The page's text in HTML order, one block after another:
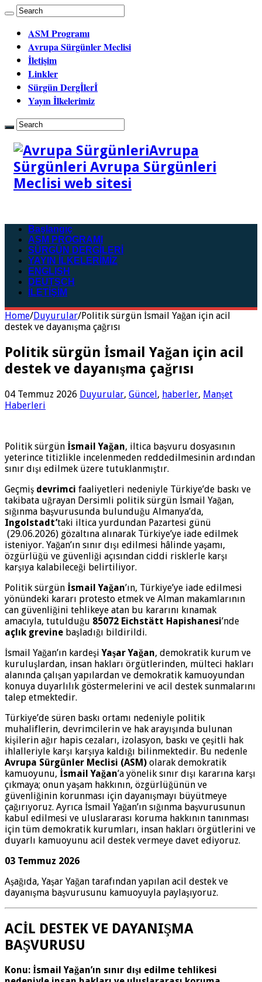
ASM Programı
Avrupa Sürgünler Meclisi
İletişim
Linkler
Sürgün Dergİlerİ
Yayın İlkelerimiz
Avrupa
Sürgünleri Avrupa Sürgünleri
Meclisi web sitesi
Başlangıç
ASM PROGRAMI
SÜRGÜN DERGİLERİ
YAYIN İLKELERİMİZ
ENGLISH
DEUTSCH
İLETİŞİM
Home/Duyurular/Politik sürgün İsmail Yağan için acil
destek ve dayanışma çağrısı
Politik sürgün İsmail Yağan için acil
destek ve dayanışma çağrısı
04 Temmuz 2026 Duyurular, Güncel, haberler, Manşet
Haberleri
Politik sürgün İsmail Yağan, iltica başvuru dosyasının
yeterince titizlikle incelenmeden reddedilmesinin ardından
sınır dışı edilmek üzere tutuklanmıştır.
Geçmiş devrimci faaliyetleri nedeniyle Türkiye’de baskı ve
takibata uğrayan Dersimli politik sürgün İsmail Yağan,
sığınma başvurusunda bulunduğu Almanya’da,
Ingolstadt’taki iltica yurdundan Pazartesi günü
(29.06.2026) gözaltına alınarak Türkiye’ye iade edilmek
isteniyor. Yağan’ın sınır dışı edilmesi hâlinde yaşamı,
özgürlüğü ve güvenliği açısından ciddi risklerle karşı
karşıya kalabileceği belirtiliyor.
Politik sürgün İsmail Yağan’ın, Türkiye’ye iade edilmesi
yönündeki kararı protesto etmek ve Alman makamlarının
can güvenliğini tehlikeye atan bu kararını kınamak
amacıyla, tutulduğu 85072 Eichstätt Hapishanesi’nde
açlık grevine başladığı bildirildi.
İsmail Yağan’ın kardeşiYaşar Yağan, demokratik kurum ve
kuruluşlardan, insan hakları örgütlerinden, mülteci hakları
alanında çalışan yapılardan ve demokratik kamuoyundan
konuya duyarlılık göstermelerini ve acil destek sunmalarını
talep etmektedir.
Türkiye’de süren baskı ortamı nedeniyle politik
muhaliflerin, devrimcilerin ve hak arayışında bulunan
kişilerin ağır hapis cezaları, izolasyon, baskı ve çeşitli hak
ihlalleriyle karşı karşıya kaldığı bilinmektedir. Bu nedenle
Avrupa Sürgünler Meclisi (ASM) olarak demokratik
kamuoyunu, İsmail Yağan’a yönelik sınır dışı kararına karşı
çıkmaya; onun yaşam hakkının, özgürlüğünün ve
güvenliğinin korunması için dayanışmayı büyütmeye
çağırıyoruz. Ayrıca İsmail Yağan’ın sığınma başvurusunun
kabul edilmesi ve uluslararası koruma hakkının tanınması
için tüm demokratik kurumları, insan hakları örgütlerini ve
duyarlı kamuoyunu acil destek vermeye davet ediyoruz.
03 Temmuz 2026
Aşağıda, Yaşar Yağan tarafından yapılan acil destek ve
dayanışma başvurusunu kamuoyuyla paylaşıyoruz.
ACİL DESTEK VE DAYANIŞMA
BAŞVURUSU
Konu: İsmail Yağan’ın sınır dışı edilme tehlikesi